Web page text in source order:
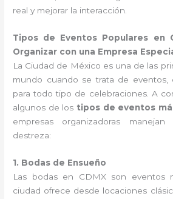
real y mejorar la interacción.
Tipos de Eventos Populares en
Organizar con una Empresa
La Ciudad de México es una de las
mundo cuando se trata de eventos,
para todo tipo de celebraciones. A
algunos de los tipos de eventos
empresas organizadoras
destreza:
1. Bodas de Ensueño
Las bodas en CDMX son eventos
ciudad ofrece desde locaciones